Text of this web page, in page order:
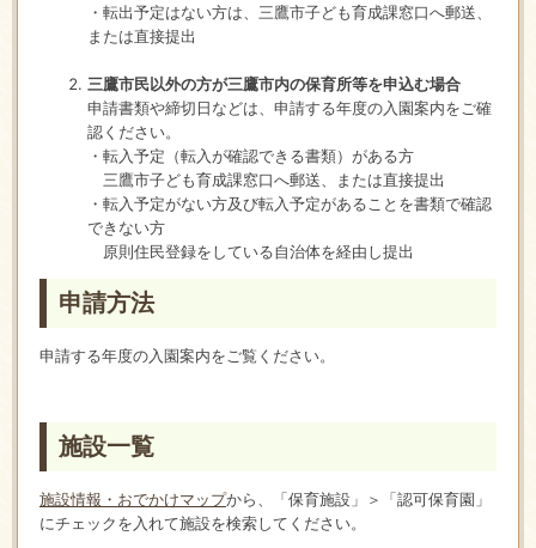
・転出予定はない方は、三鷹市子ども育成課窓口へ郵送、
または直接提出
三鷹市民以外の方が三鷹市内の保育所等を申込む場合
申請書類や締切日などは、申請する年度の入園案内をご確
認ください。
・転入予定（転入が確認できる書類）がある方
三鷹市子ども育成課窓口へ郵送、または直接提出
・転入予定がない方及び転入予定があることを書類で確認
できない方
原則住民登録をしている自治体を経由し提出
申請方法
申請する年度の入園案内をご覧ください。
施設一覧
施設情報・おでかけマップから、「保育施設」＞「認可保育園」
にチェックを入れて施設を検索してください。